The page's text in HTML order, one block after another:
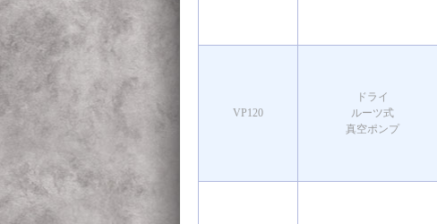
VP120
ドライ
ルーツ式
真空ポンプ